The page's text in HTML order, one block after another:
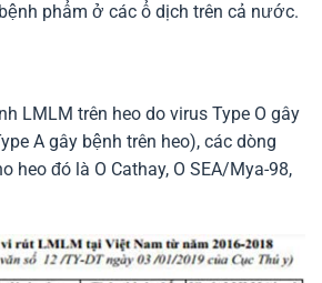
phẩm ở các ổ dịch trên cả nước.
LMLM trên heo do virus Type O gây
A gây bệnh trên heo), các dòng
heo đó là O Cathay, O SEA/Mya-98,